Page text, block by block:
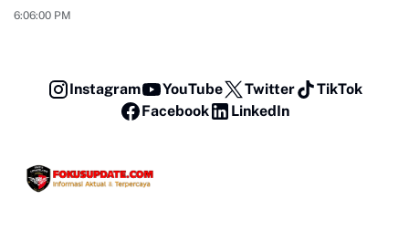
6:06:00 PM
Instagram YouTube Twitter
TikTok
Facebook
LinkedIn